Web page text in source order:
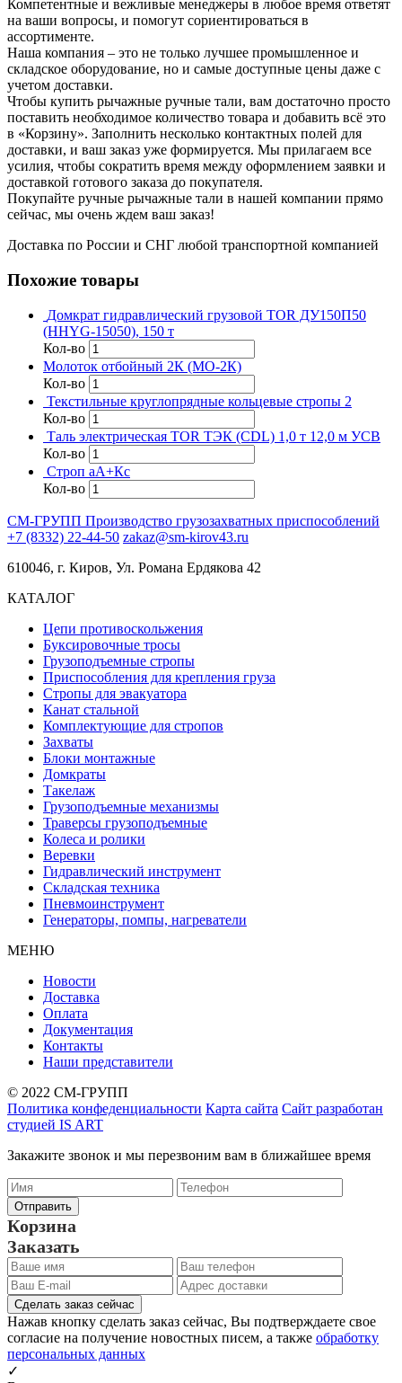
Компетентные и вежливые менеджеры в любое время ответят
на ваши вопросы, и помогут сориентироваться в
ассортименте.
Наша компания – это не только лучшее промышленное и
складское оборудование, но и самые доступные цены даже с
учетом доставки.
Чтобы купить рычажные ручные тали, вам достаточно просто
поставить необходимое количество товара и добавить всё это
в «Корзину». Заполнить несколько контактных полей для
доставки, и ваш заказ уже формируется. Мы прилагаем все
усилия, чтобы сократить время между оформлением заявки и
доставкой готового заказа до покупателя.
Покупайте ручные рычажные тали в нашей компании прямо
сейчас, мы очень ждем ваш заказ!
Доставка по России и СНГ любой транспортной компанией
Похожие товары
Домкрат гидравлический грузовой TOR ДУ150П50
(HHYG-15050), 150 т
Кол-во
Молоток отбойный 2К (МО-2К)
Кол-во
Текстильные круглопрядные кольцевые стропы 2
Кол-во
Таль электрическая TOR ТЭК (CDL) 1,0 т 12,0 м УСВ
Кол-во
Строп аА+Кс
Кол-во
СМ-ГРУПП Производство грузозахватных приспособлений
+7 (8332) 22-44-50 zakaz@sm-kirov43.ru
610046, г. Киров, Ул. Романа Ердякова 42
КАТАЛОГ
Цепи противоскольжения
Буксировочные тросы
Грузоподъемные стропы
Приспособления для крепления груза
Стропы для эвакуатора
Канат стальной
Комплектующие для стропов
Захваты
Блоки монтажные
Домкраты
Такелаж
Грузоподъемные механизмы
Траверсы грузоподъемные
Колеса и ролики
Веревки
Гидравлический инструмент
Складская техника
Пневмоинструмент
Генераторы, помпы, нагреватели
МЕНЮ
Новости
Доставка
Оплата
Документация
Контакты
Наши представители
© 2022 СМ-ГРУПП
Политика конфеденциальности Карта сайта Сайт разработан
студией IS ART
Закажите звонок и мы перезвоним вам в ближайшее время
Корзина
Заказать
Сделать заказ сейчас
Нажав кнопку сделать заказ сейчас, Вы подтверждаете свое
согласие на получение новостных писем, а также обработку
персональных данных
✓